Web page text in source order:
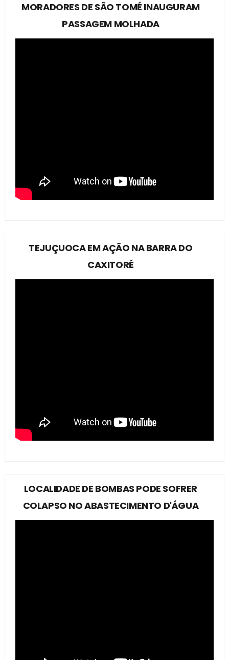
MORADORES DE SÃO TOMÉ INAUGURAM
PASSAGEM MOLHADA
TEJUÇUOCA EM AÇÃO NA BARRA DO
CAXITORÉ
LOCALIDADE DE BOMBAS PODE SOFRER
COLAPSO NO ABASTECIMENTO D'ÁGUA